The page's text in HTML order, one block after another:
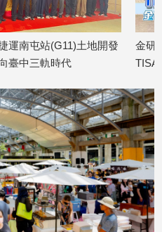
地開發
金研院、集保、投信
TISA金融教育 將辦